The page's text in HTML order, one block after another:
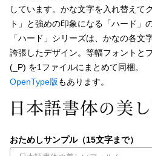
お問い合わせ
セット or 単体
文字種類
〜
しています。かな文字を入れ替えて
ト」と強めの印象になる「ハード」
「ハード」シリーズは、かなの各文
誇張したデザイン。等幅フォントと
(_P) を1ファイルにまとめて同梱。
OpenType版もあります。
おためしサンプル（15文字まで）